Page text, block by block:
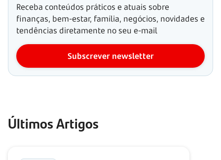
Receba conteúdos práticos e atuais sobre
finanças, bem-estar, família, negócios, novidades e
tendências diretamente no seu e-mail
Subscrever newsletter
Últimos Artigos